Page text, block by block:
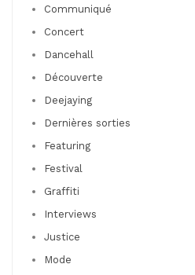
Communiqué
Concert
Dancehall
Découverte
Deejaying
Dernières sorties
Featuring
Festival
Graffiti
Interviews
Justice
Mode